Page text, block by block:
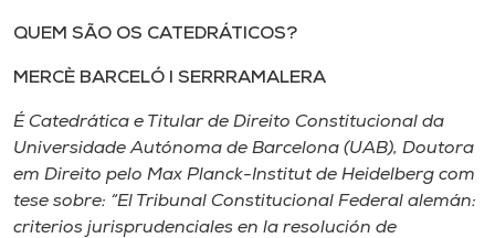
QUEM SÃO OS CATEDRÁTICOS?
MERCÈ BARCELÓ I SERRRAMALERA
É Catedrática e Titular de Direito Constitucional da
Universidade Autónoma de Barcelona (UAB), Doutora
em Direito pelo Max Planck-Institut de Heidelberg com
tese sobre: “El Tribunal Constitucional Federal alemán:
criterios jurisprudenciales en la resolución de